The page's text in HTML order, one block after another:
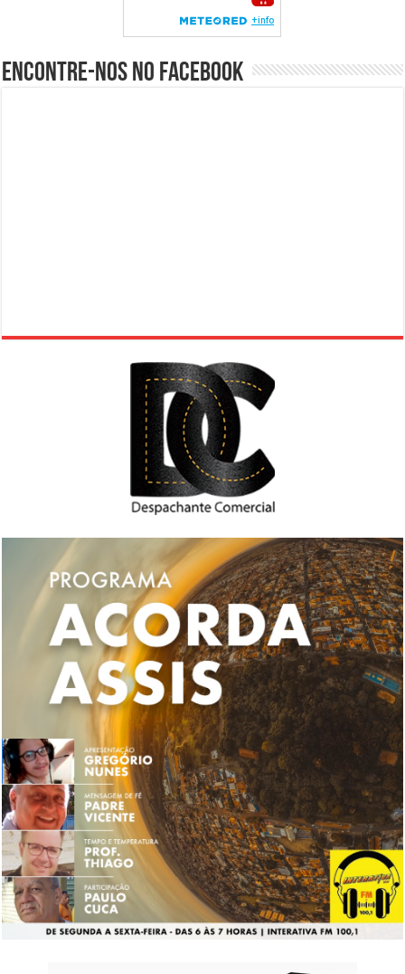
Encontre-nos no Facebook